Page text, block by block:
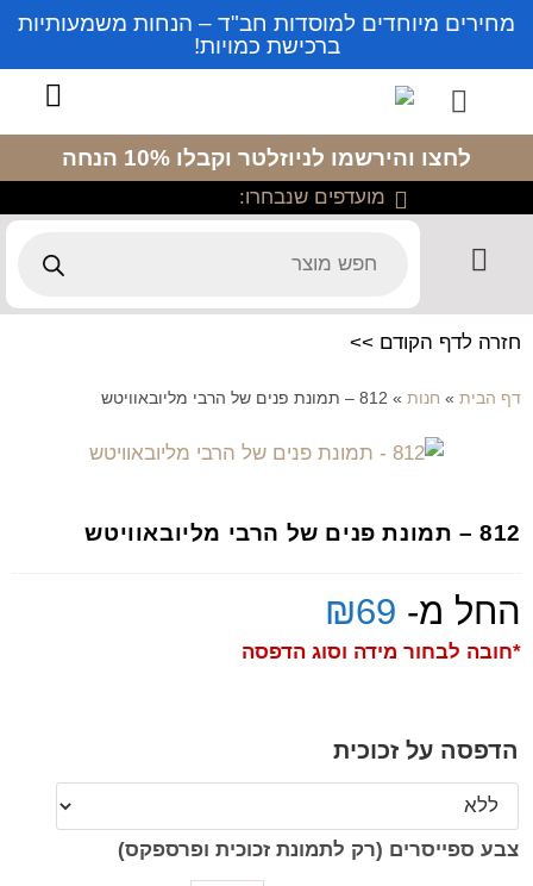
מחירים מיוחדים למוסדות חב"ד – הנחות משמעותיות
ברכישת כמויות!
לחצו והירשמו לניוזלטר וקבלו 10% הנחה
מועדפים שנבחרו:
חזרה לדף הקודם >>
דף הבית » חנות » 812 – תמונת פנים של הרבי מליובאוויטש
812 – תמונת פנים של הרבי מליובאוויטש
החל מ- ₪69
*חובה לבחור מידה וסוג הדפסה
הדפסה על זכוכית
צבע ספייסרים (רק לתמונת זכוכית ופרספקס)